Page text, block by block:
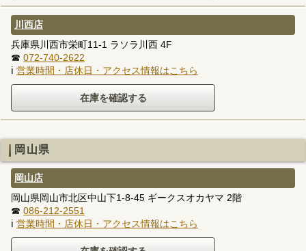
川西店
兵庫県川西市栄町11-1 ラソラ川西 4F
☎ 072-740-2622
ℹ 営業時間・店休日・アクセス情報はこちら
岡山県
岡山店
岡山県岡山市北区中山下1-8-45 ギークスオカヤマ 2階
☎ 086-212-2551
ℹ 営業時間・店休日・アクセス情報はこちら